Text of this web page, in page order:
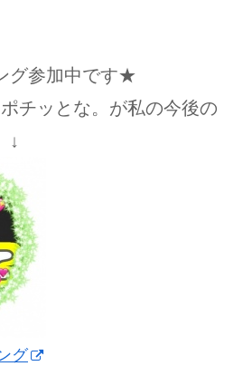
グ参加中です★
チッとな。が私の今後の
↓
グ